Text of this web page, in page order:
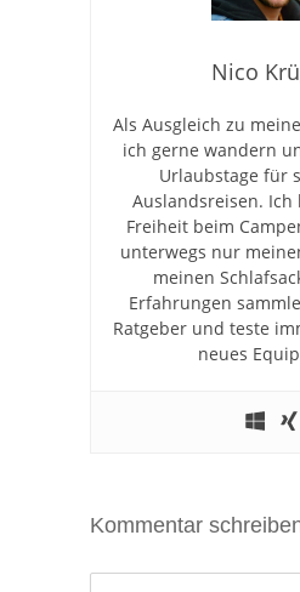
Nico
Als Ausgleich zu
ich gerne wandern
Urlaubstage für
Auslandsreisen. Ich
Freiheit beim
unterwegs nur
meinen
Erfahrungen
Ratgeber und teste
neues
Kommentar